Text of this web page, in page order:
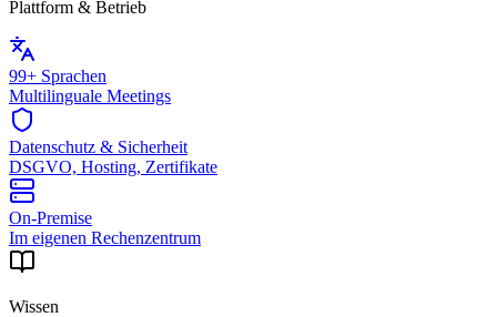
Plattform & Betrieb
99+ Sprachen
Multilinguale Meetings
Datenschutz & Sicherheit
DSGVO, Hosting, Zertifikate
On-Premise
Im eigenen Rechenzentrum
Wissen